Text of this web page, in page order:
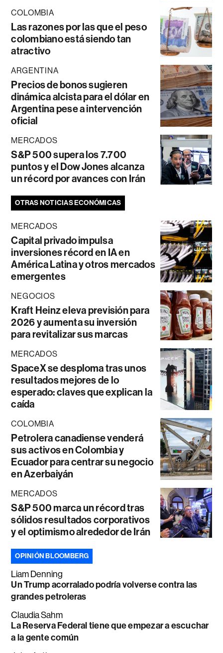
COLOMBIA
Las razones por las que el peso
colombiano está siendo tan
atractivo
ARGENTINA
Precios de bonos sugieren
dinámica alcista para el dólar en
Argentina pese a intervención
oficial
MERCADOS
S&P 500 supera los 7.700
puntos y el Dow Jones alcanza
un récord por avances con Irán
OTRAS NOTICIAS ECONÓMICAS
MERCADOS
Capital privado impulsa
inversiones récord en IA en
América Latina y otros mercados
emergentes
NEGOCIOS
Kraft Heinz eleva previsión para
2026 y aumenta su inversión
para revitalizar sus marcas
MERCADOS
SpaceX se desploma tras unos
resultados mejores de lo
esperado: claves que explican la
caída
COLOMBIA
Petrolera canadiense venderá
sus activos en Colombia y
Ecuador para centrar su negocio
en Azerbaiyán
MERCADOS
S&P 500 marca un récord tras
sólidos resultados corporativos
y el optimismo alrededor de Irán
OPINIÓN BLOOMBERG
Liam Denning
Un Trump acorralado podría volverse contra las
grandes petroleras
Claudia Sahm
La Reserva Federal tiene que empezar a escuchar
a la gente común